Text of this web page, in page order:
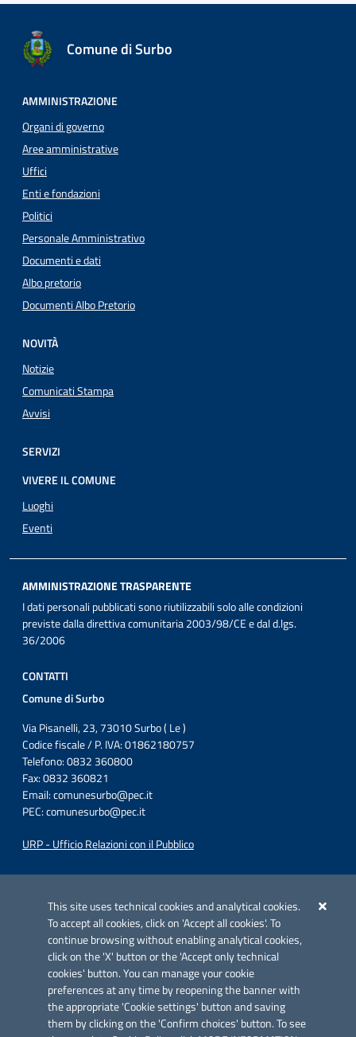
This site uses technical cookies and analytical cookies.
To accept all cookies, click on 'Accept all cookies'. To
continue browsing without enabling analytical cookies,
click on the 'X' button or the 'Accept only technical
cookies' button. You can manage your cookie
preferences at any time by reopening the banner with
the appropriate 'Cookie settings' button and saving
them by clicking on the 'Confirm choices' button. To see
Comune di Surbo
AMMINISTRAZIONE
Organi di governo
Aree amministrative
Uffici
Enti e fondazioni
Politici
Personale Amministrativo
Documenti e dati
Albo pretorio
Documenti Albo Pretorio
NOVITÀ
Notizie
Comunicati Stampa
Avvisi
SERVIZI
VIVERE IL COMUNE
Luoghi
Eventi
AMMINISTRAZIONE TRASPARENTE
I dati personali pubblicati sono riutilizzabili solo alle condizioni
previste dalla direttiva comunitaria 2003/98/CE e dal d.lgs.
36/2006
CONTATTI
Comune di Surbo
Via Pisanelli, 23, 73010 Surbo ( Le )
Codice fiscale / P. IVA: 01862180757
Telefono: 0832 360800
Fax: 0832 360821
Email:comunesurbo@pec.it
PEC:comunesurbo@pec.it
URP - Ufficio Relazioni con il Pubblico
Azione 2.3.
Link utili
Informativa privacy